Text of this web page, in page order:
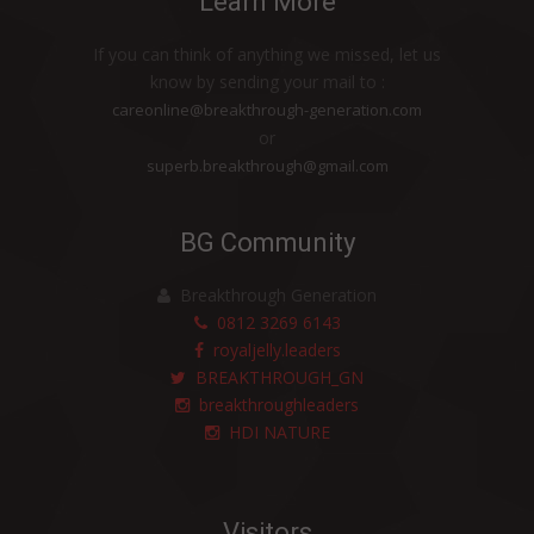
PRODUK HDI MEMBANTU KESUBURAN
BERSIH, HARUM DAN NYAMAN
DAN SAKIT TENGGOROKAN
PERLEBAHAN
Terlepas dari Preeklamsia Ketika Hamil
dengan Bantuan Produk Alami HDI
Nafsu Makan Membaik dan Berat Badan
careonline@breakthrough-generation.com
superb.breakthrough@gmail.com
BG Community
0812 3269 6143
royaljelly.leaders
BREAKTHROUGH_GN
breakthroughleaders
HDI NATURE